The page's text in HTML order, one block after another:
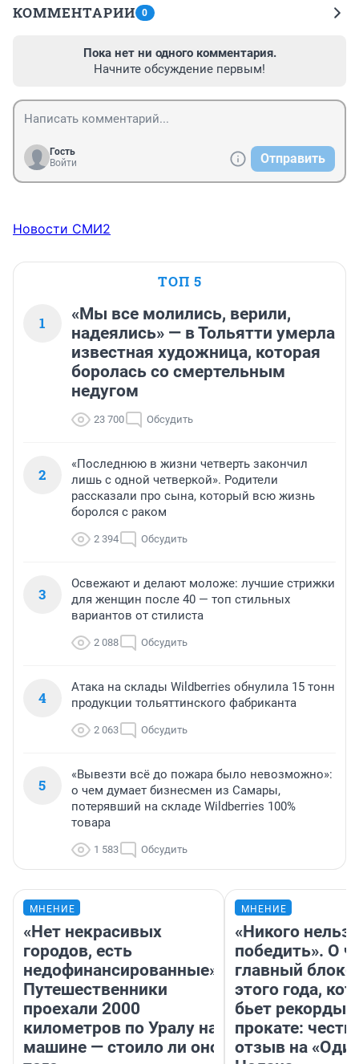
КОММЕНТАРИИ 0
Пока нет ни одного комментария.
Начните обсуждение первым!
Гость
Войти
Отправить
Новости СМИ2
ТОП 5
1
«Мы все молились, верили,
надеялись» — в Тольятти умерла
известная художница, которая
боролась со смертельным
недугом
23 700 Обсудить
2
«Последнюю в жизни четверть закончил
лишь с одной четверкой». Родители
рассказали про сына, который всю жизнь
боролся с раком
2 394 Обсудить
3
Освежают и делают моложе: лучшие стрижки
для женщин после 40 — топ стильных
вариантов от стилиста
2 088 Обсудить
4
Атака на склады Wildberries обнулила 15 тонн
продукции тольяттинского фабриканта
2 063 Обсудить
5
«Вывезти всё до пожара было невозможно»:
о чем думает бизнесмен из Самары,
потерявший на складе Wildberries 100%
товара
1 583 Обсудить
МНЕНИЕ
«Нет некрасивых
городов, есть
недофинансированные».
Путешественники
проехали 2000
километров по Уралу на
машине — стоило ли оно
МНЕНИЕ
«Никого нельзя
победить». О
главный
этого года,
бьет рекорды в
прокате:
отзыв на